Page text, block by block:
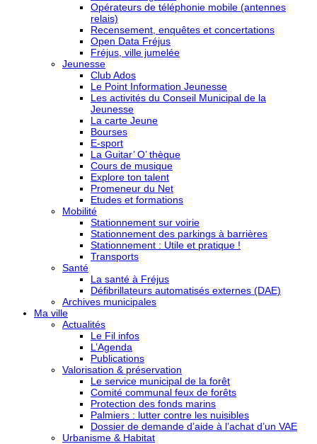
Opérateurs de téléphonie mobile (antennes
relais)
Recensement, enquêtes et concertations
Open Data Fréjus
Fréjus, ville jumelée
Jeunesse
Club Ados
Le Point Information Jeunesse
Les activités du Conseil Municipal de la
Jeunesse
La carte Jeune
Bourses
E-sport
La Guitar’ O’ thèque
Cours de musique
Explore ton talent
Promeneur du Net
Etudes et formations
Mobilité
Stationnement sur voirie
Stationnement des parkings à barrières
Stationnement : Utile et pratique !
Transports
Santé
La santé à Fréjus
Défibrillateurs automatisés externes (DAE)
Archives municipales
Ma ville
Actualités
Le Fil infos
L’Agenda
Publications
Valorisation & préservation
Le service municipal de la forêt
Comité communal feux de forêts
Protection des fonds marins
Palmiers : lutter contre les nuisibles
Dossier de demande d’aide à l’achat d’un VAE
Urbanisme & Habitat